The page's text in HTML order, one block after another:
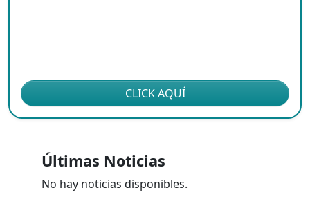
CLICK AQUÍ
Últimas Noticias
No hay noticias disponibles.